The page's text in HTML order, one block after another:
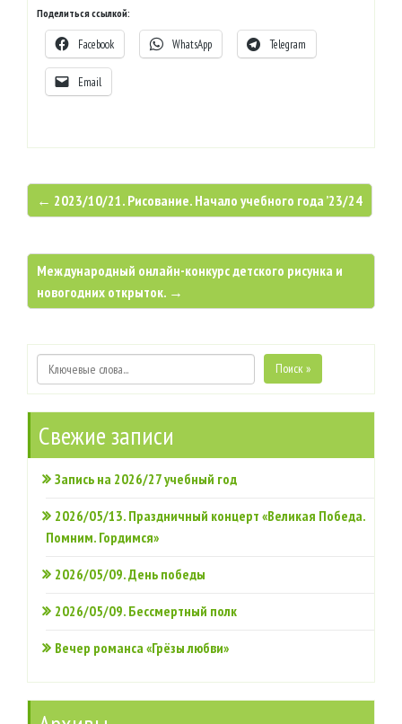
Поделиться ссылкой:
Facebook WhatsApp Telegram
Email
← 2023/10/21. Рисование. Начало учебного года ’23/24
Международный онлайн-конкурс детского рисунка и
новогодних открыток. →
Поиск »
Свежие записи
Запись на 2026/27 учебный год
2026/05/13. Праздничный концерт «Великая Победа.
Помним. Гордимся»
2026/05/09. День победы
2026/05/09. Бессмертный полк
Вечер романса «Грёзы любви»